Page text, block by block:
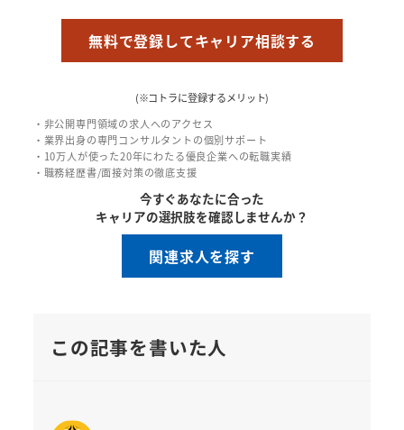
無料で登録してキャリア相談する
(※コトラに登録するメリット)
・非公開専門領域の求人へのアクセス
・業界出身の専門コンサルタントの個別サポート
・10万人が使った20年にわたる優良企業への転職実績
・職務経歴書/面接対策の徹底支援
今すぐあなたに合った
キャリアの選択肢を確認しませんか？
関連求人を探す
この記事を書いた人